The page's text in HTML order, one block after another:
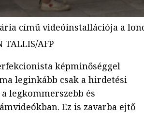
című videóinstallációja a
TALLIS/AFP
képminőséggel
leginkább csak a hirdetési
legkommerszebb és
Ez is zavarba ejtő